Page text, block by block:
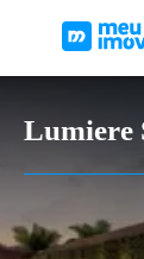
Lumiere